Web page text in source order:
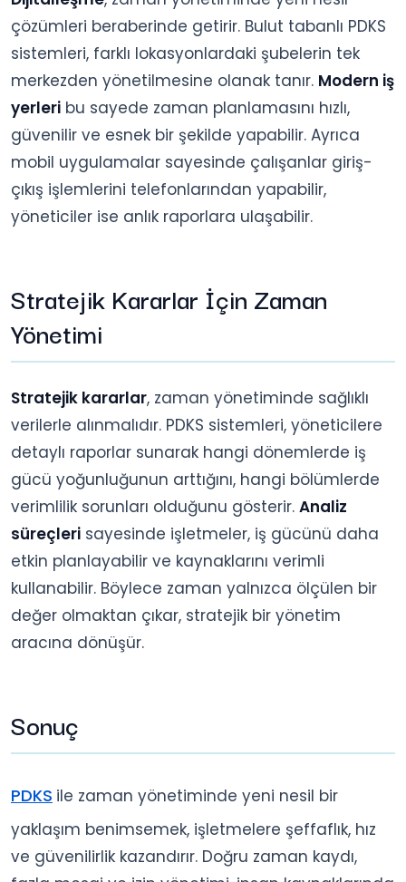
çözümleri beraberinde getirir. Bulut tabanlı PDKS
sistemleri, farklı lokasyonlardaki şubelerin tek
merkezden yönetilmesine olanak tanır. Modern iş
yerleri bu sayede zaman planlamasını hızlı,
güvenilir ve esnek bir şekilde yapabilir. Ayrıca
mobil uygulamalar sayesinde çalışanlar giriş-
çıkış işlemlerini telefonlarından yapabilir,
yöneticiler ise anlık raporlara ulaşabilir.
Stratejik Kararlar İçin Zaman
Yönetimi
Stratejik kararlar, zaman yönetiminde sağlıklı
verilerle alınmalıdır. PDKS sistemleri, yöneticilere
detaylı raporlar sunarak hangi dönemlerde iş
gücü yoğunluğunun arttığını, hangi bölümlerde
verimlilik sorunları olduğunu gösterir. Analiz
süreçleri sayesinde işletmeler, iş gücünü daha
etkin planlayabilir ve kaynaklarını verimli
kullanabilir. Böylece zaman yalnızca ölçülen bir
değer olmaktan çıkar, stratejik bir yönetim
aracına dönüşür.
Sonuç
PDKS ile zaman yönetiminde yeni nesil bir
yaklaşım benimsemek, işletmelere şeffaflık, hız
ve güvenilirlik kazandırır. Doğru zaman kaydı,